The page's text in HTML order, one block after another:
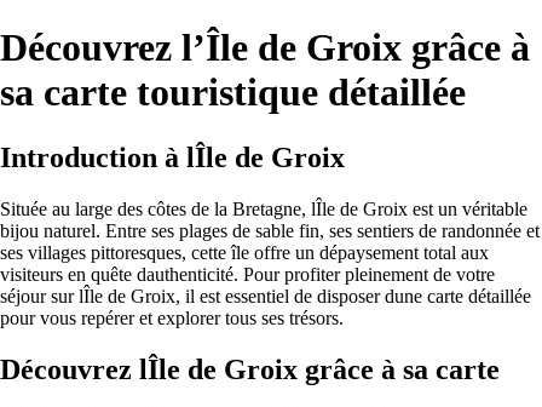
Découvrez l’Île de Groix grâce à
sa carte touristique détaillée
Introduction à lÎle de Groix
Située au large des côtes de la Bretagne, lÎle de Groix est un véritable
bijou naturel. Entre ses plages de sable fin, ses sentiers de randonnée et
ses villages pittoresques, cette île offre un dépaysement total aux
visiteurs en quête dauthenticité. Pour profiter pleinement de votre
séjour sur lÎle de Groix, il est essentiel de disposer dune carte détaillée
pour vous repérer et explorer tous ses trésors.
Découvrez lÎle de Groix grâce à sa carte